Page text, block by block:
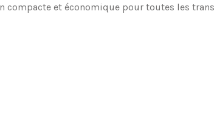
et économique pour toutes les